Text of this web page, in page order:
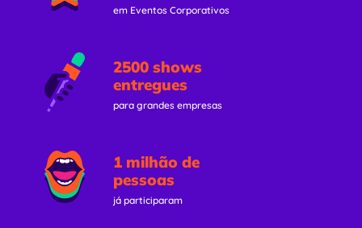
em Eventos Corporativos
2500 shows
entregues
para grandes empresas
1 milhão de
pessoas
já participaram